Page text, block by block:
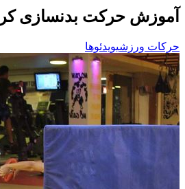
آموزش حرکت بدنسازی
حرکات ورزشیویدئوها